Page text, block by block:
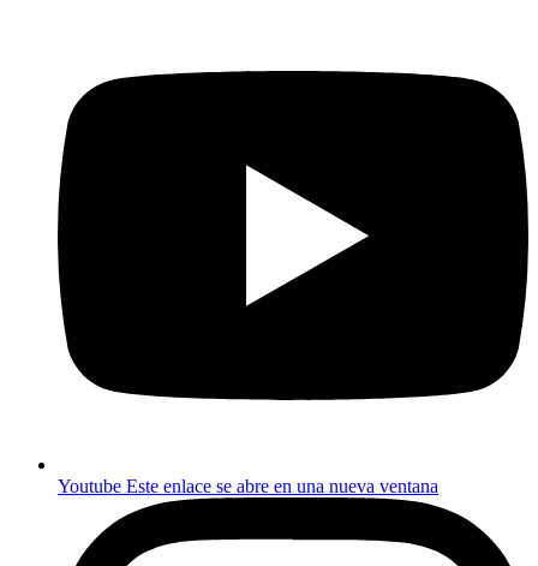
Youtube Este enlace se abre en una nueva ventana